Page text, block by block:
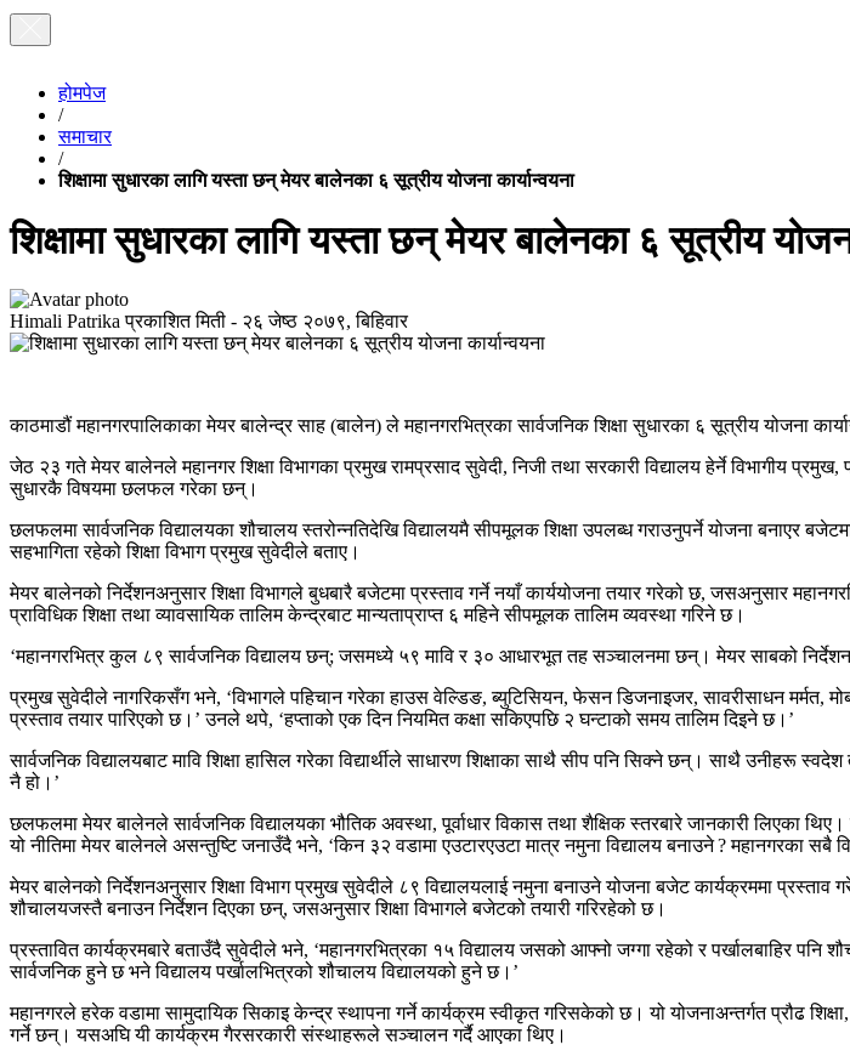
होमपेज
/
समाचार
/
शिक्षामा सुधारका लागि यस्ता छन् मेयर बालेनका ६ सूत्रीय योजना कार्यान्वयना
शिक्षामा सुधारका लागि यस्ता छन् मेयर बालेनका ६ सूत्रीय
Himali Patrika प्रकाशित मिती - २६ जेष्ठ २०७९, बिहिवार
काठमाडौं महानगरपालिकाका मेयर बालेन्द्र साह (बालेन) ले महानगरभित्रका सार्वजनिक शिक्षा सुधारका ६ सूत्रीय योजना
जेठ २३ गते मेयर बालेनले महानगर शिक्षा विभागका प्रमुख रामप्रसाद सुवेदी, निजी तथा सरकारी विद्यालय हेर्ने विभागीय प्रमुख,
सुधारकै विषयमा छलफल गरेका छन्।
छलफलमा सार्वजनिक विद्यालयका शौचालय स्तरोन्नतिदेखि विद्यालयमै सीपमूलक शिक्षा उपलब्ध गराउनुपर्ने योजना बनाएर
सहभागिता रहेको शिक्षा विभाग प्रमुख सुवेदीले बताए।
मेयर बालेनको निर्देशनअनुसार शिक्षा विभागले बुधबारै बजेटमा प्रस्ताव गर्ने नयाँ कार्ययोजना तयार गरेको छ, जसअनुसार
प्राविधिक शिक्षा तथा व्यावसायिक तालिम केन्द्रबाट मान्यताप्राप्त ६ महिने सीपमूलक तालिम व्यवस्था गरिने छ।
‘महानगरभित्र कुल ८९ सार्वजनिक विद्यालय छन्; जसमध्ये ५९ मावि र ३० आधारभूत तह सञ्चालनमा छन्। मेयर साबको
प्रमुख सुवेदीले नागरिकसँग भने, ‘विभागले पहिचान गरेका हाउस वेल्डिङ, ब्युटिसियन, फेसन डिजनाइजर, सावरीसाधन मर्मत,
प्रस्ताव तयार पारिएको छ।’ उनले थपे, ‘हप्ताको एक दिन नियमित कक्षा सकिएपछि २ घन्टाको समय तालिम दिइने छ।’
सार्वजनिक विद्यालयबाट मावि शिक्षा हासिल गरेका विद्यार्थीले साधारण शिक्षाका साथै सीप पनि सिक्ने छन्। साथै उनीहरू
नै हो।’
छलफलमा मेयर बालेनले सार्वजनिक विद्यालयका भौतिक अवस्था, पूर्वाधार विकास तथा शैक्षिक स्तरबारे जानकारी लिएका
यो नीतिमा मेयर बालेनले असन्तुष्टि जनाउँदै भने, ‘किन ३२ वडामा एउटारएउटा मात्र नमुना विद्यालय बनाउने ? महानगरका सबै
मेयर बालेनको निर्देशनअनुसार शिक्षा विभाग प्रमुख सुवेदीले ८९ विद्यालयलाई नमुना बनाउने योजना बजेट कार्यक्रममा
शौचालयजस्तै बनाउन निर्देशन दिएका छन्, जसअनुसार शिक्षा विभागले बजेटको तयारी गरिरहेको छ।
प्रस्तावित कार्यक्रमबारे बताउँदै सुवेदीले भने, ‘महानगरभित्रका १५ विद्यालय जसको आफ्नो जग्गा रहेको र पर्खालबाहिर
सार्वजनिक हुने छ भने विद्यालय पर्खालभित्रको शौचालय विद्यालयको हुने छ।’
महानगरले हरेक वडामा सामुदायिक सिकाइ केन्द्र स्थापना गर्ने कार्यक्रम स्वीकृत गरिसकेको छ। यो योजनाअन्तर्गत प्रौढ
गर्ने छन्। यसअघि यी कार्यक्रम गैरसरकारी संस्थाहरूले सञ्चालन गर्दै आएका थिए।